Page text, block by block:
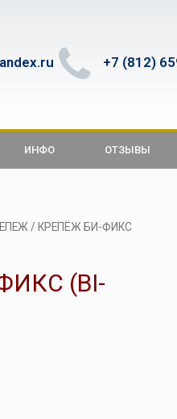
+7 (812)
ИНФО ОТЗЫВЫ
/ КРЕПЁЖ БИ-ФИКС
(BI-